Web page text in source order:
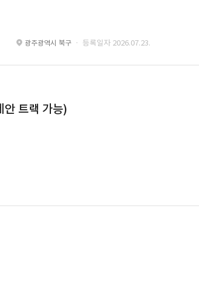
Spring광주광역시 북구 · 등록일자 2026.07.23.
안 트랙 가능)